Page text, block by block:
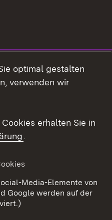
Benutzungshinweise
Cookies
optimal gestalten
verwenden wir
erhalten Sie in
.
Media-Elemente von
Google werden auf der